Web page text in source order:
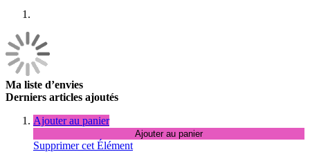
Ma liste d’envies
Derniers articles ajoutés
Ajouter au panier
Ajouter au panier
Supprimer cet Élément